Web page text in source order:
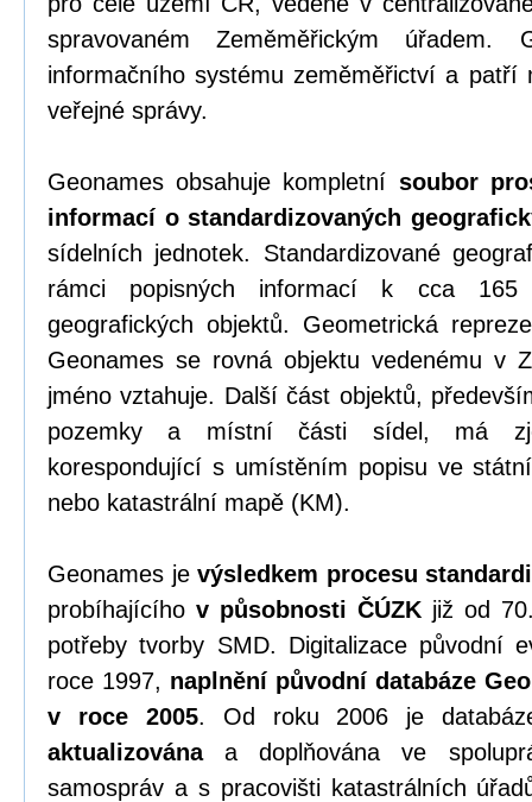
spravovaném Zeměměřickým úřadem.
informačního systému zeměměřictví a patří
veřejné správy.
Geonames obsahuje kompletní soubor
informací o standardizovaných
sídelních jednotek. Standardizované
rámci popisných informací k cca 165
geografických objektů. Geometrická
Geonames se rovná objektu vedenému v
jméno vztahuje. Další část objektů,
pozemky a místní části sídel, má
korespondující s umístěním popisu ve
nebo katastrální mapě (KM).
Geonames je výsledkem procesu
probíhajícího v působnosti ČÚZK již od
potřeby tvorby SMD. Digitalizace původní
roce 1997, naplnění původní databáze
v roce 2005. Od roku 2006 je
aktualizovánaa doplňována ve
samospráv a s pracovišti katastrálních